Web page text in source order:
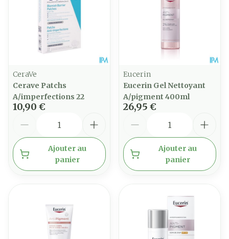
CeraVe
Cerave Patchs
A/imperfections 22
10,90 €
Ajouter au
panier
Eucerin
Eucerin Gel Nettoyant
A/pigment 400ml
26,95 €
Ajouter au
panier